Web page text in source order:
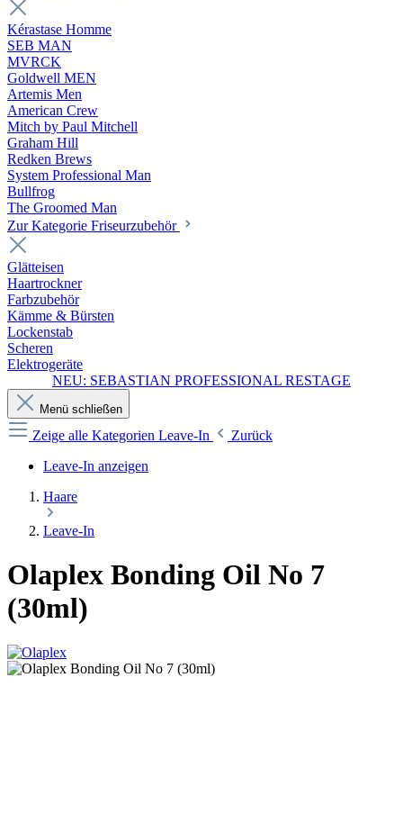
Kérastase Homme
SEB MAN
MVRCK
Goldwell MEN
Artemis Men
American Crew
Mitch by Paul Mitchell
Graham Hill
Redken Brews
System Professional Man
Bullfrog
The Groomed Man
Zur Kategorie Friseurzubehör
Glätteisen
Haartrockner
Farbzubehör
Kämme & Bürsten
Lockenstab
Scheren
Elektrogeräte
NEU: SEBASTIAN PROFESSIONAL RESTAGE
Menü schließen
Zeige alle Kategorien Leave-In
Zurück
Leave-In anzeigen
Haare
Leave-In
Olaplex Bonding Oil No 7
(30ml)